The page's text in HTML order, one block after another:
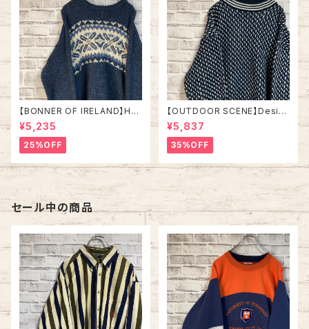
【BONNER OF IRELAND】Han
d Knit L相当 Made in IRELA
ND “EURO LINE” デザインニ
ット 総柄ニット ノルディック柄
ハンドニット セーター ウール ア
イルランド製 ユーロライン ヨー
ロッパ 古着
¥5,235
25%OFF
【OUTDOOR SCENE】Desig
n Knit L相当 ”Bird’s Eye” デ
ザインニット 総柄ニット デザイ
ンニット セーター バーズアイ リ
ブライン アメリカ USA 古着
¥5,837
35%OFF
セール中の商品